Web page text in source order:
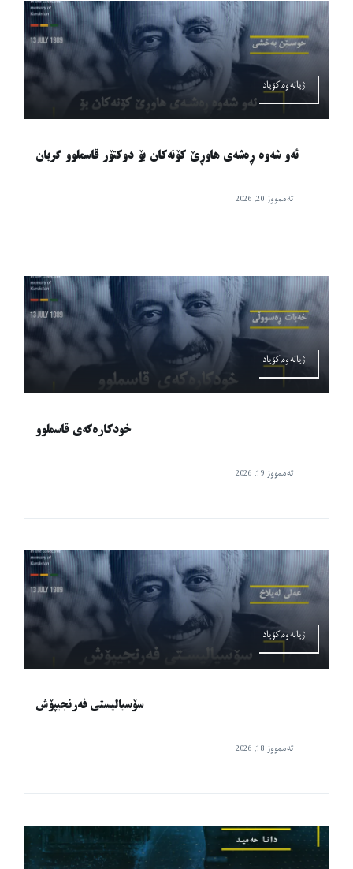
ژیانەوە,کۆیاد
ئەو شەوە ڕەشەی هاوڕێ کۆنەکان بۆ دوکتۆر قاسملوو گریان
تەممووز 20, 2026
ژیانەوە,کۆیاد
خودکارەکەی قاسملوو
تەممووز 19, 2026
ژیانەوە,کۆیاد
سۆسیالیستی فەرنجیپۆش
تەممووز 18, 2026